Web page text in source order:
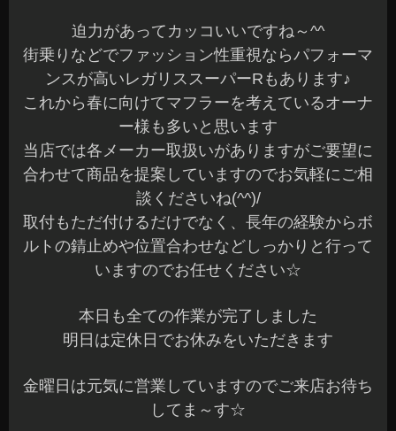
迫力があってカッコいいですね～^^
街乗りなどでファッション性重視ならパフォーマ
ンスが高いレガリススーパーRもあります♪
これから春に向けてマフラーを考えているオーナ
ー様も多いと思います
当店では各メーカー取扱いがありますがご要望に
合わせて商品を提案していますのでお気軽にご相
談くださいね(^^)/
取付もただ付けるだけでなく、長年の経験からボ
ルトの錆止めや位置合わせなどしっかりと行って
いますのでお任せください☆
本日も全ての作業が完了しました
明日は定休日でお休みをいただきます
金曜日は元気に営業していますのでご来店お待ち
してま～す☆